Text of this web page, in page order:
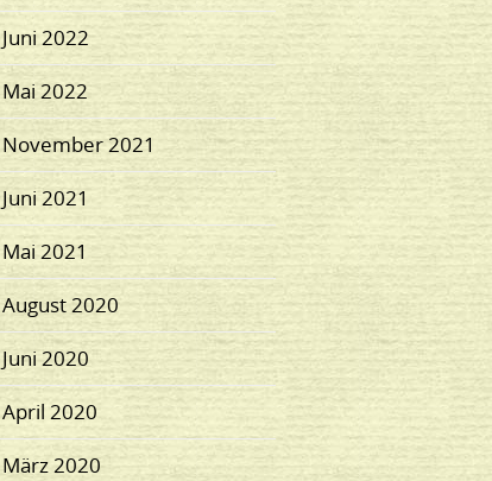
Juni 2022
Mai 2022
November 2021
Juni 2021
Mai 2021
August 2020
Juni 2020
April 2020
März 2020